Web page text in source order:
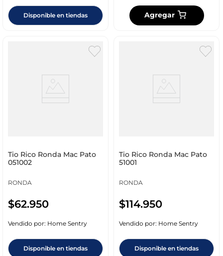
Disponible en tiendas Agregar
Tio Rico Ronda Mac Pato
051002
RONDA
$62.950
Vendido por: Home Sentry
Disponible en tiendas
Tio Rico Ronda Mac Pato
51001
RONDA
$114.950
Vendido por: Home Sentry
Disponible en tiendas